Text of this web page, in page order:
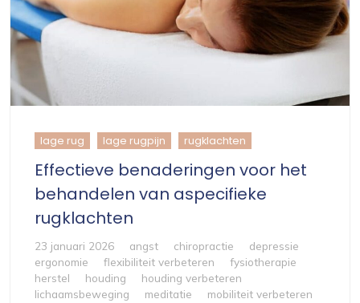
lage rug lage rugpijn rugklachten
Effectieve benaderingen voor het
behandelen van aspecifieke
rugklachten
23 januari 2026 angst chiropractie
depressie
ergonomie
flexibiliteit verbeteren
fysiotherapie
herstel
houding
houding verbeteren
lichaamsbeweging
meditatie mobiliteit verbeteren